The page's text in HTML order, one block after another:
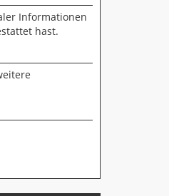
Informationen
hast.